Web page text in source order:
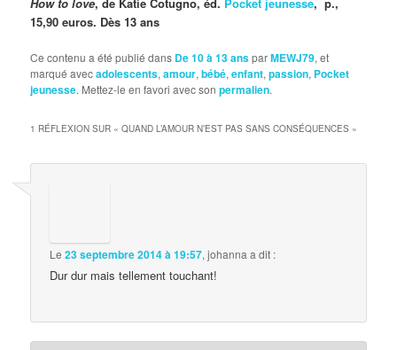
How to love, de Katie Cotugno, éd. Pocket jeunesse, p.,
15,90 euros. Dès 13 ans
Ce contenu a été publié dans De 10 à 13 ansparMEWJ79, et
marqué avecadolescents,amour,bébé,enfant,passion, Pocket
jeunesse. Mettez-le en favori avec sonpermalien.
1 RÉFLEXION SUR «QUAND L’AMOUR N’EST PAS SANS CONSÉQUENCES »
Le23 septembre 2014 à 19:57,johanna a dit :
Dur dur mais tellement touchant!